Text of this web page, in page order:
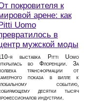
покровителя к
арене: как
Uomo
в
мужской моды
выставка Pitti Uomo
во Флоренции. За
трансформации от
показа в вилле к
событию,
десятки тысяч
индустрии.